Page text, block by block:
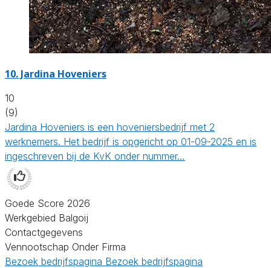
10. Jardina Hoveniers
10
(9)
Jardina Hoveniers is een hoveniersbedrijf met 2
werknemers. Het bedrijf is opgericht op 01-09-2025 en is
ingeschreven bij de KvK onder nummer…
Goede Score 2026
Werkgebied Balgoij
Contactgegevens
Vennootschap Onder Firma
Bezoek bedrijfspagina Bezoek bedrijfspagina